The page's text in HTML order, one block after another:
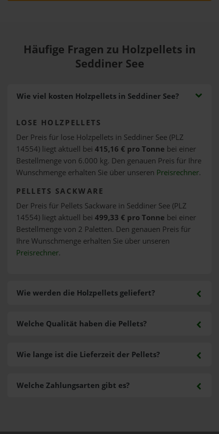
Häufige Fragen zu Holzpellets in
Seddiner See
Wie viel kosten Holzpellets in Seddiner See?
LOSE HOLZPELLETS
Der Preis für lose Holzpellets in Seddiner See (PLZ
14554) liegt aktuell bei 415,16 € pro Tonne bei einer
Bestellmenge von 6.000 kg. Den genauen Preis für Ihre
Wunschmenge erhalten Sie über unseren Preisrechner.
PELLETS SACKWARE
Der Preis für Pellets Sackware in Seddiner See (PLZ
14554) liegt aktuell bei 499,33 € pro Tonne bei einer
Bestellmenge von 2 Paletten. Den genauen Preis für
Ihre Wunschmenge erhalten Sie über unseren
Preisrechner.
Wie werden die Holzpellets geliefert?
Welche Zahlungsarten gibt es?
Welche Qualität haben die Pellets?
Wie lange ist die Lieferzeit der Pellets?